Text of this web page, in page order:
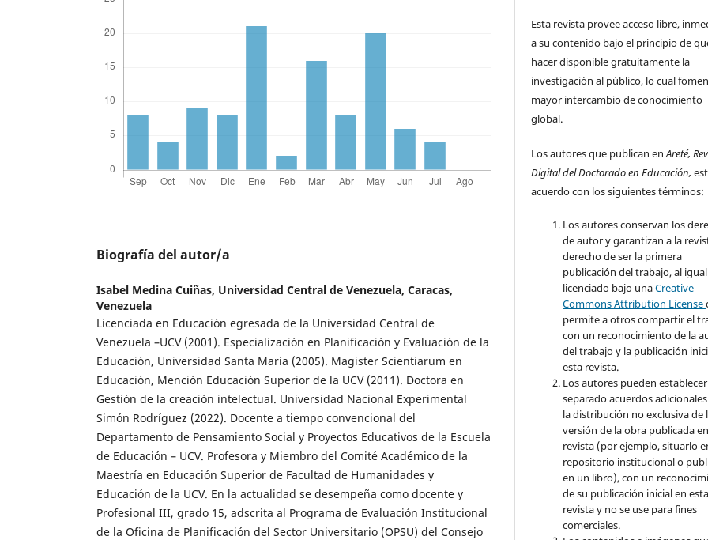
Biografía del autor/a
Isabel Medina Cuiñas, Universidad Central de Venezuela, Caracas,
Venezuela
Licenciada en Educación egresada de la Universidad Central de
Venezuela –UCV (2001). Especialización en Planificación y Evaluación de la
Educación, Universidad Santa María (2005). Magister Scientiarum en
Educación, Mención Educación Superior de la UCV (2011). Doctora en
Gestión de la creación intelectual. Universidad Nacional Experimental
Simón Rodríguez (2022). Docente a tiempo convencional del
Departamento de Pensamiento Social y Proyectos Educativos de la Escuela
de Educación – UCV. Profesora y Miembro del Comité Académico de la
Maestría en Educación Superior de Facultad de Humanidades y
Educación de la UCV. En la actualidad se desempeña como docente y
Profesional III, grado 15, adscrita al Programa de Evaluación Institucional
de la Oficina de Planificación del Sector Universitario (OPSU) del Consejo
Esta revista provee acceso libre,
a su contenido bajo el principio de
hacer disponible gratuitamente la
investigación al público, lo cual
mayor intercambio de conocimiento
global.
Los autores que publican enAreté,
Digital del Doctorado en Educación,
acuerdo con los siguientes términos:
Los autores conservan los
de autor y garantizan a la
derecho de ser la primera
publicación del trabajo, al
licenciado bajo unaCreative
Commons Attribution License
permite a otros compartir el
con un reconocimiento de la
del trabajo y la publicación
esta revista.
Los autores pueden
separado acuerdos
la distribución no exclusiva de
versión de la obra publicada
revista (por ejemplo, situarlo
repositorio institucional o
en un libro), con un
de su publicación inicial en esta
revista y no se use para fines
comerciales.